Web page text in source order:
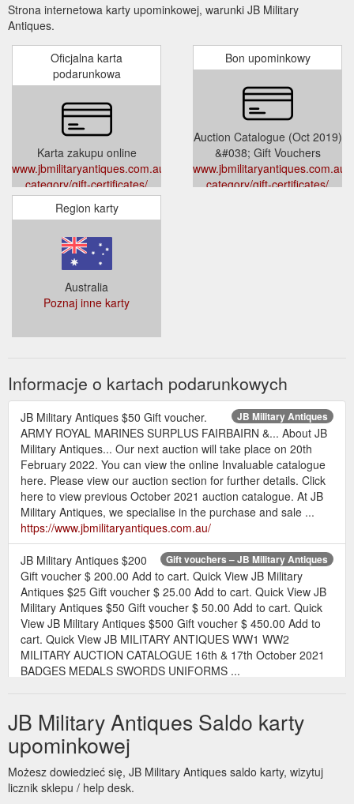
Strona internetowa karty upominkowej, warunki JB Military
Antiques.
Oficjalna karta
podarunkowa
Karta zakupu online
www.jbmilitaryantiques.com.au/product-
category/gift-certificates/
Bon upominkowy
Auction Catalogue (Oct 2019)
&#038; Gift Vouchers
www.jbmilitaryantiques.com.au/
category/gift-certificates/
Region karty
Australia
Poznaj inne karty
Informacje o kartach podarunkowych
JB Military Antiques
JB Military Antiques $50 Gift voucher.
ARMY ROYAL MARINES SURPLUS FAIRBAIRN &... About JB
Military Antiques... Our next auction will take place on 20th
February 2022. You can view the online Invaluable catalogue
here. Please view our auction section for further details. Click
here to view previous October 2021 auction catalogue. At JB
Military Antiques, we specialise in the purchase and sale ...
https://www.jbmilitaryantiques.com.au/
Gift vouchers – JB Military Antiques
JB Military Antiques $200
Gift voucher $ 200.00 Add to cart. Quick View JB Military
Antiques $25 Gift voucher $ 25.00 Add to cart. Quick View JB
Military Antiques $50 Gift voucher $ 50.00 Add to cart. Quick
View JB Military Antiques $500 Gift voucher $ 450.00 Add to
cart. Quick View JB MILITARY ANTIQUES WW1 WW2
MILITARY AUCTION CATALOGUE 16th & 17th October 2021
BADGES MEDALS SWORDS UNIFORMS ...
JB Military Antiques $200 Gift voucher – JB Military Antiques
$200
Gift voucher available in our store at shop 2-135 Russell st
Morley, Perth WA or we are only too happy to post one out to
you. Valid for 12 months from purchase date. Perfect for that
hard to buy for collector or loved one. Additional information.
JB Military Antiques Saldo karty
upominkowej
Możesz dowiedzieć się, JB Military Antiques saldo karty, wizytuj
licznik sklepu / help desk.